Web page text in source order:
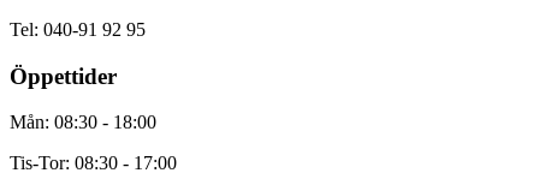
Tel: 040-91 92 95
Öppettider
Mån: 08:30 - 18:00
Tis-Tor: 08:30 - 17:00